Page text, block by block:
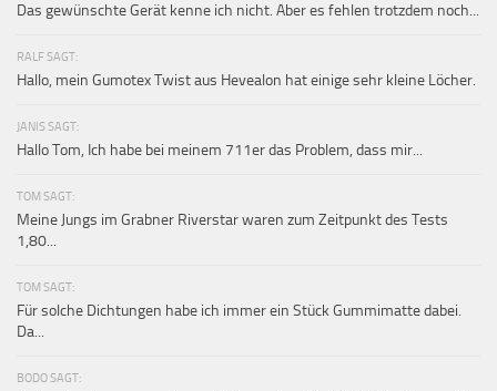
Das gewünschte Gerät kenne ich nicht. Aber es fehlen trotzdem noch...
RALF SAGT:
Hallo, mein Gumotex Twist aus Hevealon hat einige sehr kleine Löcher.
JANIS SAGT:
Hallo Tom, Ich habe bei meinem 711er das Problem, dass mir...
TOM SAGT:
Meine Jungs im Grabner Riverstar waren zum Zeitpunkt des Tests
1,80...
TOM SAGT:
Für solche Dichtungen habe ich immer ein Stück Gummimatte dabei.
Da...
BODO SAGT: